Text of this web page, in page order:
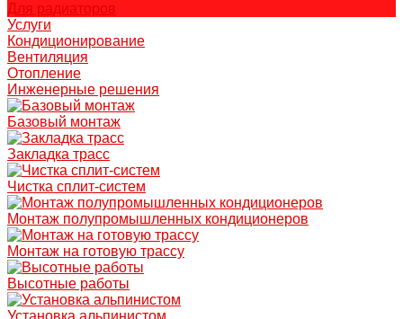
Для радиаторов
Услуги
Кондиционирование
Вентиляция
Отопление
Инженерные решения
Базовый монтаж
Закладка трасс
Чистка сплит-систем
Монтаж полупромышленных кондиционеров
Монтаж на готовую трассу
Высотные работы
Установка альпинистом